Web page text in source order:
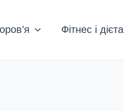
Фітнес і дієта